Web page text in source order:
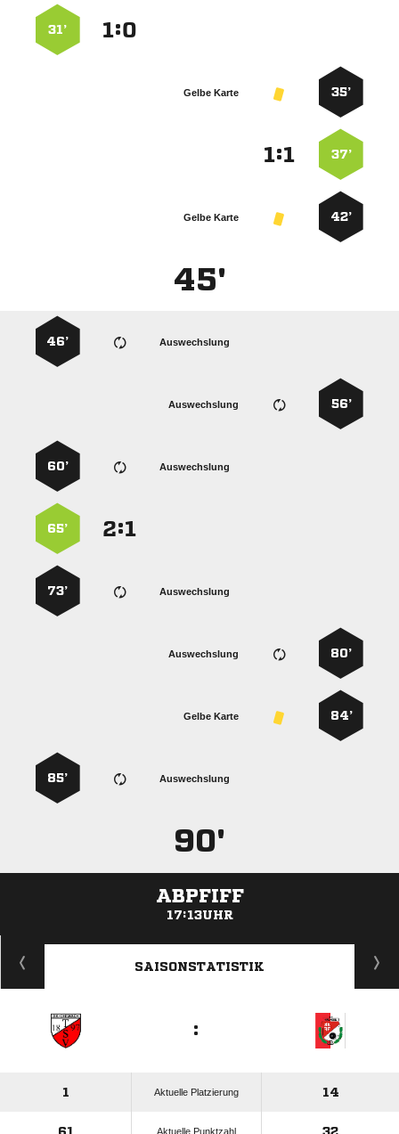
:
31’
35’
Gelbe Karte
37’
:
42’
Gelbe Karte
45'
Auswechslung
46’
56’
Auswechslung
Auswechslung
60’
:
65’
Auswechslung
73’
80’
Auswechslung
84’
Gelbe Karte
Auswechslung
85’
90'
ABPFIFF
17:13UHR
ANZEIGE
SAISONSTATISTIK
:
1 Aktuelle Platzierung 14
61 Aktuelle Punktzahl 32